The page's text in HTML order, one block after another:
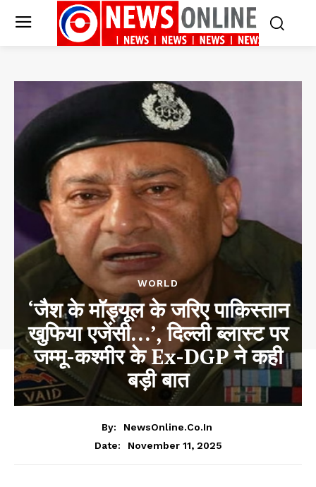
WORLD
‘जैश के मॉड्यूल के जरिए पाकिस्तान
खुफिया एजेंसी…’, दिल्ली ब्लास्ट पर
जम्मू-कश्मीर के Ex-DGP ने कही
बड़ी बात
By:
NewsOnline.co.in
Date:
November 11, 2025